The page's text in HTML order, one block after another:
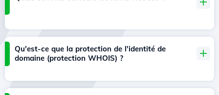
Qu'est-ce que la protection de l'identité de
domaine (protection WHOIS) ?